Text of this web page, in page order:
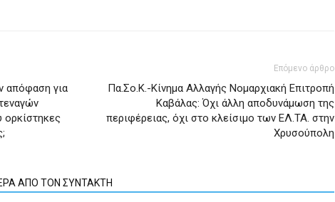
απόφαση για
ορκίστηκες
Επόμενο άρθρο
Πα.Σο.Κ.-Κίνημα Αλλαγής Νομαρχιακή Επιτροπή
Καβάλας: Όχι άλλη αποδυνάμωση της
περιφέρειας, όχι στο κλείσιμο των ΕΛ.ΤΑ. στην
Χρυσούπολη
ΑΠΟ ΤΟΝ ΣΥΝΤΑΚΤΗ